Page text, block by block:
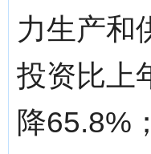
力生产和
投资比上
降65.8%